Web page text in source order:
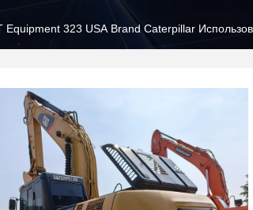
Equipment 323 USA Brand Caterpillar